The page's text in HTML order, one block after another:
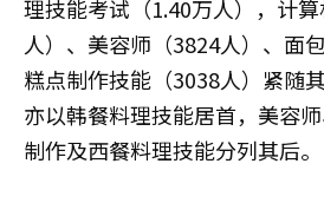
理技能考试（1.40万人），计
人）、美容师（3824人）、面
糕点制作技能（3038人）紧随
亦以韩餐料理技能居首，美容
制作及西餐料理技能分列其后。